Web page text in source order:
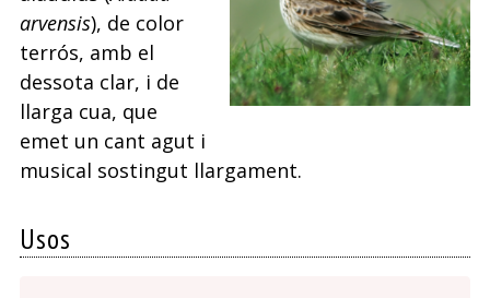
arvensis), de color
terrós, amb el
dessota clar, i de
llarga cua, que
emet un cant agut i
musical sostingut llargament.
Usos